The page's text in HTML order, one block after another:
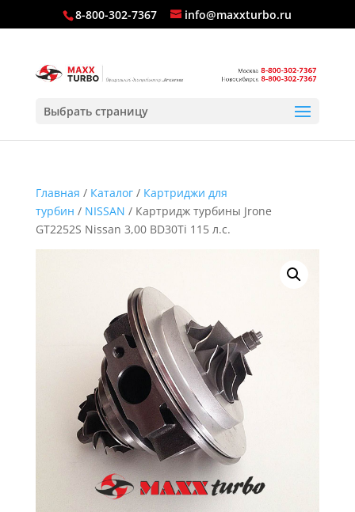
8-800-302-7367 info@maxxturbo.ru
Выбрать страницу
Главная / Каталог/ Картриджи для
турбин / NISSAN / Картридж турбины Jrone
GT2252S Nissan 3,00 BD30Ti 115 л.с.